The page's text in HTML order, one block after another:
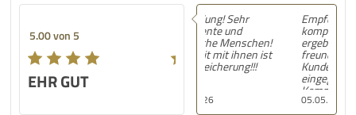
5.00 von 5
SEHR GUT
05.05.2026
Empfehlung! sehr
kompetente Beratung,
ergebnisorientiert,
freundlich, auf
Kundenwünsche wird
eingegangen, gute
Kommunikation, sehr
gute Arbeit